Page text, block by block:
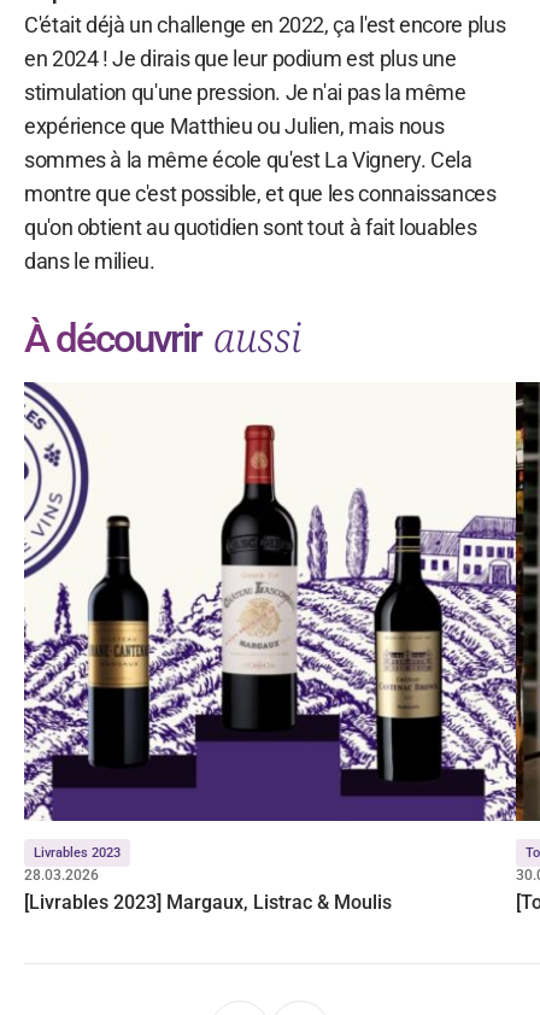
C'était déjà un challenge en 2022, ça l'est encore plus
en 2024 ! Je dirais que leur podium est plus une
stimulation qu'une pression. Je n'ai pas la même
expérience que Matthieu ou Julien, mais nous
sommes à la même école qu'est La Vignery. Cela
montre que c'est possible, et que les connaissances
qu'on obtient au quotidien sont tout à fait louables
dans le milieu.
À découvrir aussi
Livrables 2023
28.03.2026
[Livrables 2023] Margaux, Listrac & Moulis